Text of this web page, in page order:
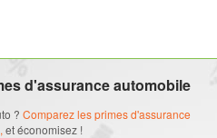
d'assurance automobile
? Comparez les primes d'assurance
et économisez !